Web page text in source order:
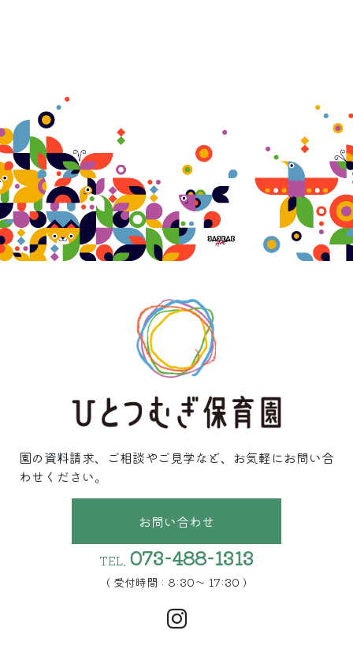
園の資料請求、ご相談やご見学など、お気軽にお問い合
わせください。
お問い合わせ
TEL. 073-488-1313
( 受付時間 : 8:30〜 17:30 )